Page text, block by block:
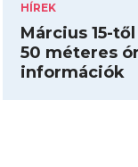
HÍREK
Március 15-
50 méteres
információk